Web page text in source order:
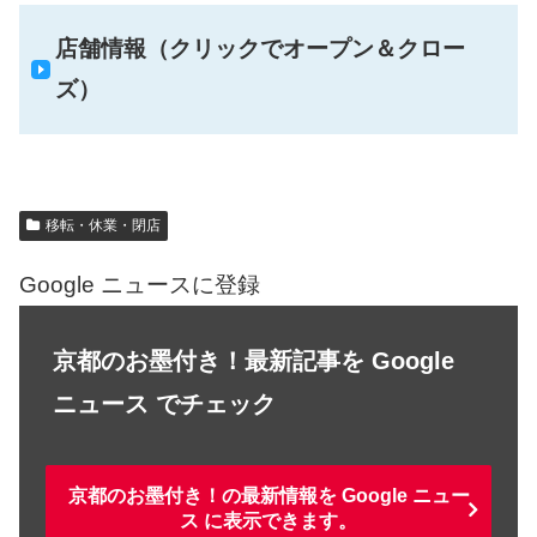
店舗情報（クリックでオープン＆クロー
ズ）
移転・休業・閉店
Google ニュースに登録
京都のお墨付き！最新記事を Google
ニュース でチェック
京都のお墨付き！の最新情報を Google ニュー
ス に表示できます。